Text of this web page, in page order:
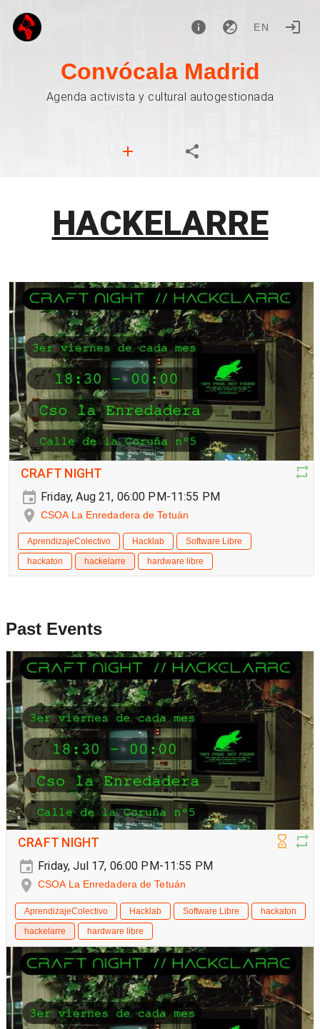
EN
Convócala Madrid
Agenda activista y cultural autogestionada
HACKELARRE
CRAFT NIGHT
Friday, Aug 21, 06:00 PM-11:55 PM
CSOA La Enredadera de Tetuán
AprendizajeColectivo Hacklab
Software Libre
hackaton
hackelarre hardware libre
Past Events
CRAFT NIGHT
Friday, Jul 17, 06:00 PM-11:55 PM
CSOA La Enredadera de Tetuán
AprendizajeColectivo Hacklab Software Libre
hackaton
hackelarre
hardware libre